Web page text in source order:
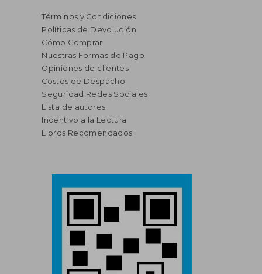
Términos y Condiciones
Políticas de Devolución
Cómo Comprar
Nuestras Formas de Pago
Opiniones de clientes
Costos de Despacho
Seguridad Redes Sociales
Lista de autores
Incentivo a la Lectura
Libros Recomendados